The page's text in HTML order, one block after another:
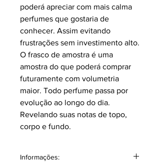
poderá apreciar com mais calma
perfumes que gostaria de
conhecer. Assim evitando
frustrações sem investimento alto.
O frasco de amostra é uma
amostra do que poderá comprar
futuramente com volumetria
maior. Todo perfume passa por
evolução ao longo do dia.
Revelando suas notas de topo,
corpo e fundo.
Informações: